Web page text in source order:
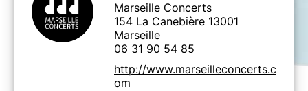
Marseille Concerts
154 La Canebière 13001
Marseille
06 31 90 54 85
http://www.marseilleconcerts.c
om